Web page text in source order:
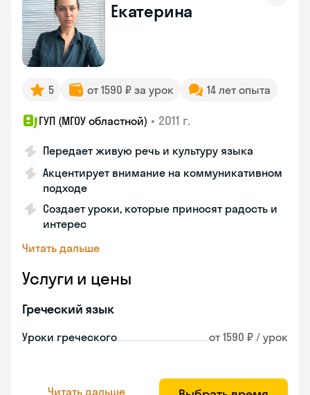
Екатерина
5 от 1590 ₽ за урок 14 лет опыта
ГУП (МГОУ областной) • 2011 г.
Передает живую речь и культуру языка
Акцентирует внимание на коммуникативном
подходе
Создает уроки, которые приносят радость и
интерес
Читать дальше
Услуги и цены
Греческий язык
Уроки греческого от 1590 ₽ / урок
Читать дальше